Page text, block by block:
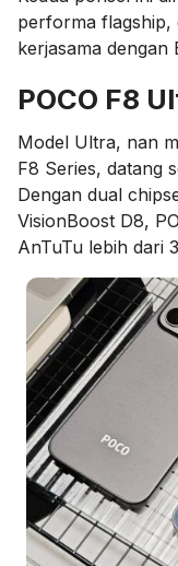
performa flagship,
kerjasama dengan
POCO F8
Model Ultra, nan
F8 Series, datang
Dengan dual
VisionBoost D8,
AnTuTu lebih dari